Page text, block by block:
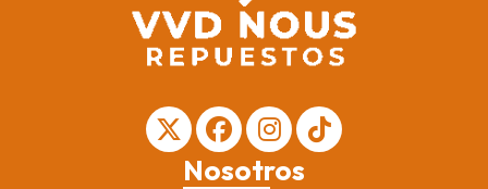
Nosotros